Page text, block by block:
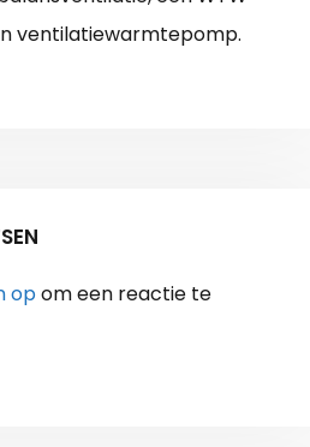
ventilatiewarmtepomp.
opom een reactie te